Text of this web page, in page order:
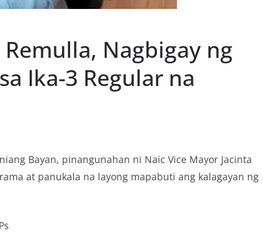
Nagbigay ng
Ika-3 Regular na
Bayan, pinangunahan ni Naic Vice Mayor Jacinta
at panukala na layong mapabuti ang kalagayan ng